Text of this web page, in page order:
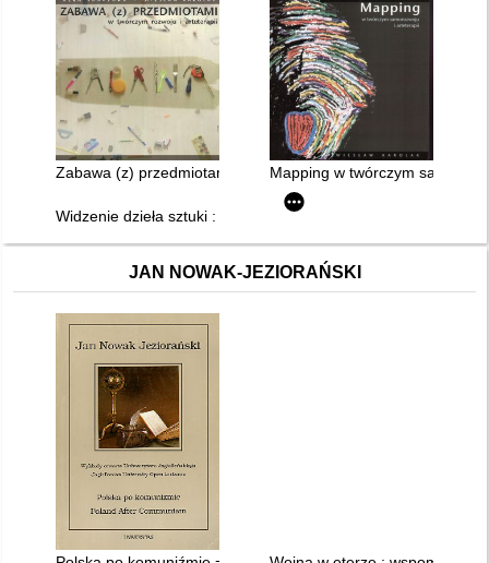
Zabawa (z) przedmiotami : w twórczym rozwoju i arteterapii
Mapping w twórczym
Widzenie dzieła sztuki : percepcja i interpretacja : materiały
JAN NOWAK-JEZIORAŃSKI